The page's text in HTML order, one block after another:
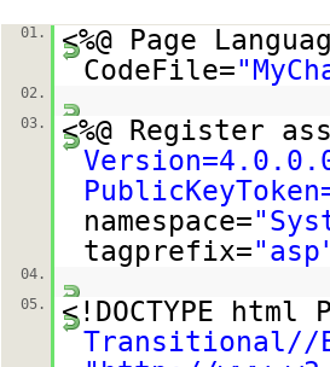
01.
<%@ Page
CodeFile=
02.
03.
<%@ Register
namespace=
tagprefix=
04.
05.
<!DOCTYPE html
Transitional//